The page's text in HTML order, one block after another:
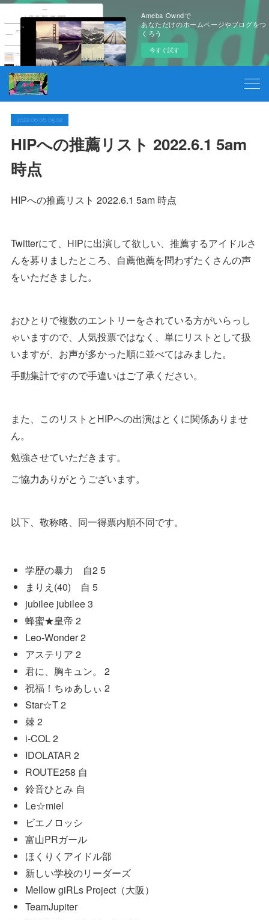
Ameba Owndで
あなただけのホームページやブログをつ
くろう
今すぐ試す
2022.06.06 05:02
HIPへの推薦リスト 2022.6.1 5am
時点
HIPへの推薦リスト 2022.6.1 5am 時点
Twitterにて、HIPに出演して欲しい、推薦するアイドルさ
んを募りましたところ、自薦他薦を問わずたくさんの声
をいただきました。
おひとりで複数のエントリーをされている方がいらっし
ゃいますので、人気投票ではなく、単にリストとして扱
いますが、お声が多かった順に並べてはみました。
手動集計ですので手違いはご了承ください。
また、このリストとHIPへの出演はとくに関係ありませ
ん。
勉強させていただきます。
ご協力ありがとうございます。
以下、敬称略、同一得票内順不同です。
学歴の暴力 自2 5
まりえ(40) 自 5
jubilee jubilee 3
蜂蜜★皇帝 2
Leo-Wonder 2
アステリア 2
君に、胸キュン。 2
祝福！ちゅあしぃ 2
Star☆T 2
棘 2
i-COL 2
IDOLATAR 2
ROUTE258 自
鈴音ひとみ 自
Le☆miel
ビエノロッシ
富山PRガール
ほくりくアイドル部
新しい学校のリーダーズ
Mellow giRLs Project（大阪）
TeamJupiter